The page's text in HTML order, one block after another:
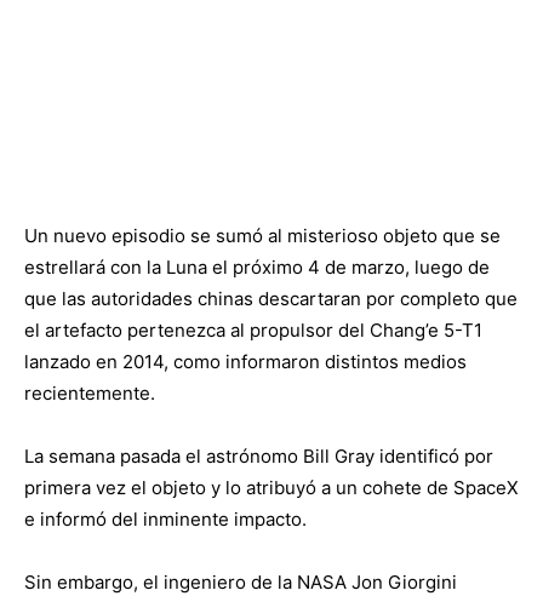
Un nuevo episodio se sumó al misterioso objeto que se
estrellará con la Luna el próximo 4 de marzo, luego de
que las autoridades chinas descartaran por completo que
el artefacto pertenezca al propulsor del Chang’e 5-T1
lanzado en 2014, como informaron distintos medios
recientemente.
La semana pasada el astrónomo Bill Gray identificó por
primera vez el objeto y lo atribuyó a un cohete de SpaceX
e informó del inminente impacto.
Sin embargo, el ingeniero de la NASA Jon Giorgini